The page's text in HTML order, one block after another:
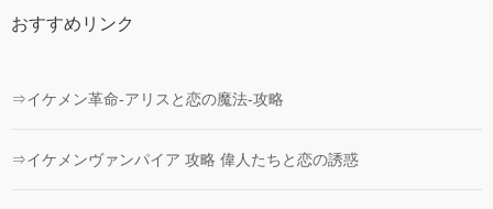
おすすめリンク
⇒イケメン革命-アリスと恋の魔法-攻略
⇒イケメンヴァンパイア 攻略 偉人たちと恋の誘惑